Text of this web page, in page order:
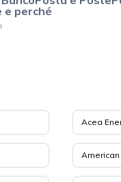
e perché
Acea
American